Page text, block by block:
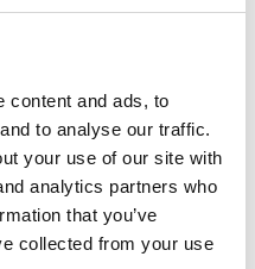
content and ads, to
to analyse our traffic.
your use of our site with
analytics partners who
that you’ve
collected from your use